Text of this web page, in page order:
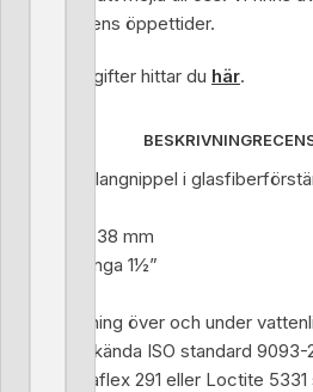
under butikens öppettider.
Kontaktuppgifter hittar du här.
BESKRIVNING
Trudesign slangnippel i
För slang Ø 38 mm
Invändig gänga 1½”
För användning över och under
Veritas godkända ISO standard 9093-
Använd Sikaflex 291 eller Loctite